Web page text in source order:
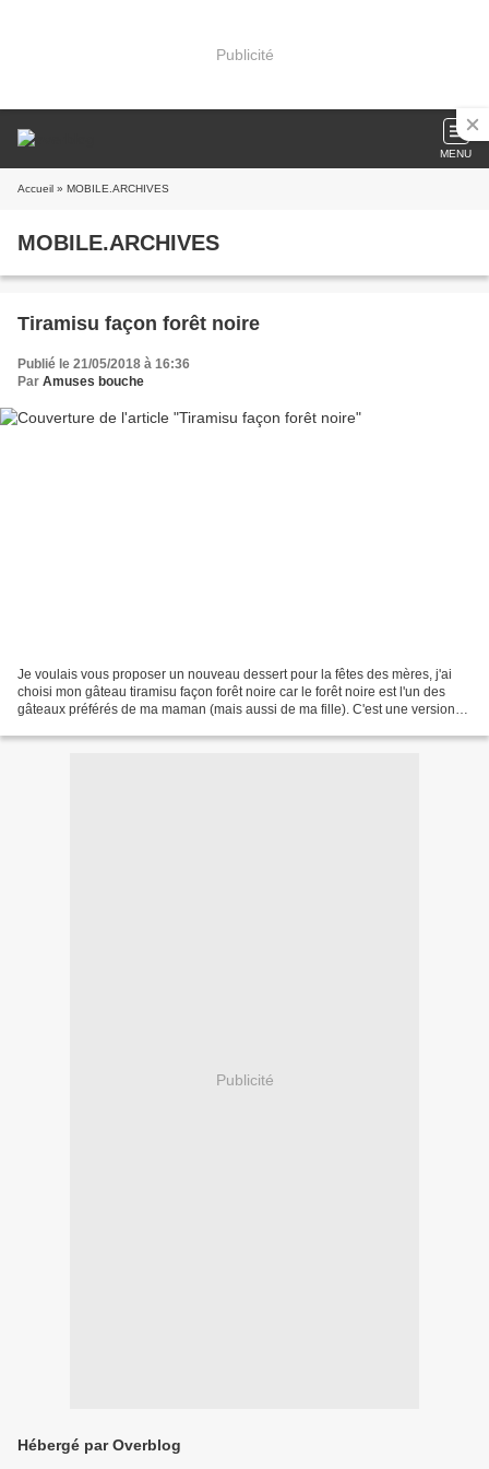
Publicité
MENU
Accueil » MOBILE.ARCHIVES
MOBILE.ARCHIVES
Tiramisu façon forêt noire
Publié le 21/05/2018 à 16:36
Par Amuses bouche
Je voulais vous proposer un nouveau dessert pour la fêtes des mères, j'ai
choisi mon gâteau tiramisu façon forêt noire car le forêt noire est l'un des
gâteaux préférés de ma maman (mais aussi de ma fille). C'est une version
Publicité
Hébergé par Overblog